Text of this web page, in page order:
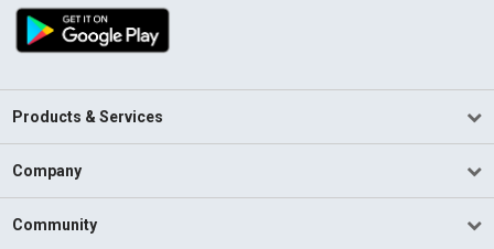
Products & Services
Company
Community